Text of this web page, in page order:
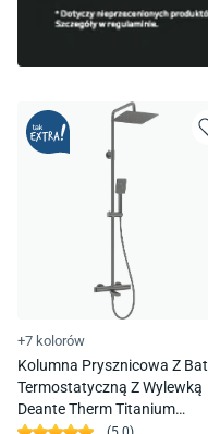
+7 kolorów
Kolumna Prysznicowa Z
Termostatyczną Z Wylewką
Deante Therm Titanium